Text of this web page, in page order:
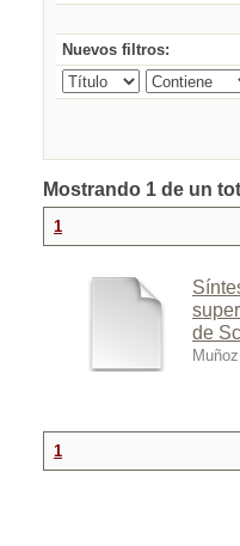
Nuevos filtros:
Mostrando 1 de un
1
de
1